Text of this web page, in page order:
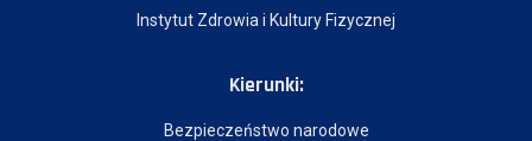
Instytut Zdrowia i Kultury Fizycznej
Kierunki:
Bezpieczeństwo narodowe